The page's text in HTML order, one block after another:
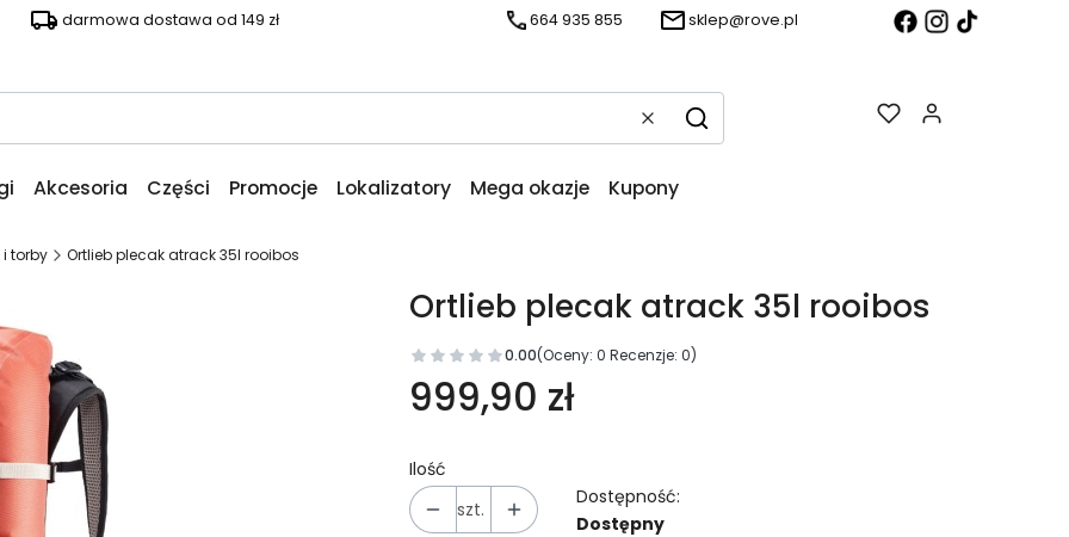
darmowa dostawa od 149 zł 664 935 855 sklep@rove.pl
WyczyśćSzukaj
Akcesoria Części Promocje Lokalizatory Mega okazje Kupony
i torby Ortlieb plecak atrack 35l rooibos
Ortlieb plecak atrack 35l rooibos
0.00(Oceny: 0 Recenzje: 0)
999,90 zł
Ilość
szt.
Dostępność:
Dostępny